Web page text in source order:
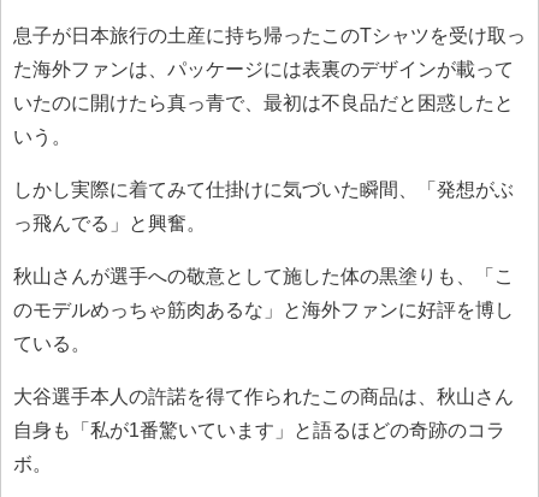
息子が日本旅行の土産に持ち帰ったこのTシャツを受け取っ
た海外ファンは、パッケージには表裏のデザインが載って
いたのに開けたら真っ青で、最初は不良品だと困惑したと
いう。
しかし実際に着てみて仕掛けに気づいた瞬間、「発想がぶ
っ飛んでる」と興奮。
秋山さんが選手への敬意として施した体の黒塗りも、「こ
のモデルめっちゃ筋肉あるな」と海外ファンに好評を博し
ている。
大谷選手本人の許諾を得て作られたこの商品は、秋山さん
自身も「私が1番驚いています」と語るほどの奇跡のコラ
ボ。